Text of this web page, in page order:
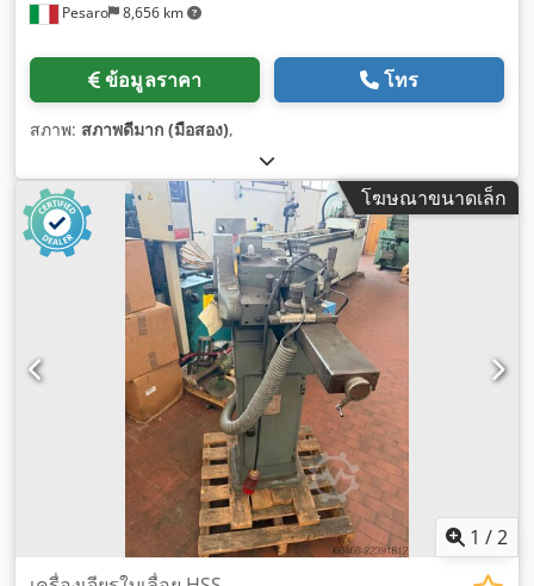
Pesaro 8,656 km
ข้อมูลราคา โทร
สภาพ: สภาพดีมาก (มือสอง),
โฆษณาขนาดเล็ก
1 /2